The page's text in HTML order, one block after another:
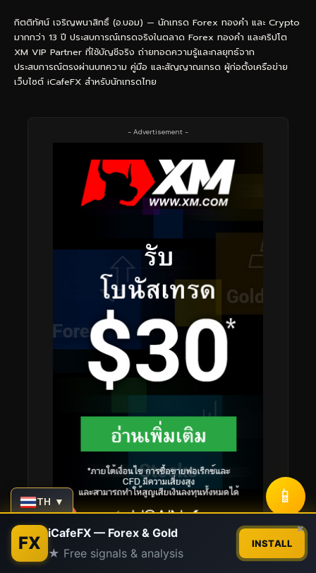
กิตติทัศน์ เจริญพนาสิทธิ์ (อ.บอม) — นักเทรด Forex ทองคำ และ Crypto
มากกว่า 13 ปี ประสบการณ์เทรดจริงในตลาด Forex ทองคำ และคริปโต
XM VIP Partner ที่ใช้บัญชีจริง ถ่ายทอดความรู้และกลยุทธ์จาก
ประสบการณ์ตรงผ่านบทความ คู่มือ และสัญญาณเทรด ผู้ก่อตั้งเครือข่าย
เว็บไซต์ iCafeFX สำหรับนักเทรดไทย
- Advertisement -
TH ▼ 📱
FX iCafeFX — Forex & Gold
★ Free signals & analysis
INSTALL
×
Contact us
Open